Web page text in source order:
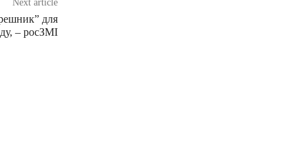
Next article
для
– росЗМІ